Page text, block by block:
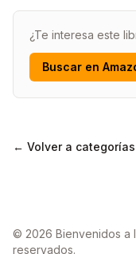
¿Te interesa este
Buscar en
← Volver a categorías
© 2026 Bienvenidos a
reservados.